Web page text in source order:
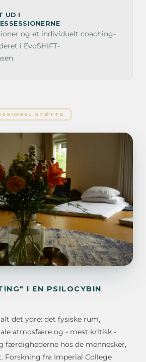
UD I
og et individuelt coaching-
i EvoSHIFT-
STØTTE
I EN PSILOCYBIN
det ydre: det fysiske rum,
atmosfære og - mest kritisk -
færdighederne hos de mennesker,
Forskning fra Imperial College